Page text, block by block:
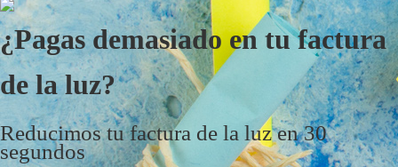
¿Pagas demasiado en tu factura
de la luz?
Reducimos tu factura de la luz en 30
segundos